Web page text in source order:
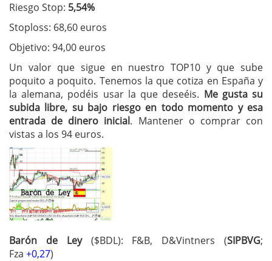
Riesgo Stop: 5,54%
Stoploss: 68,60 euros
Objetivo: 94,00 euros
Un valor que sigue en nuestro TOP10 y que sube
poquito a poquito. Tenemos la que cotiza en España y
la alemana, podéis usar la que deseéis. Me gusta su
subida libre, su bajo riesgo en todo momento y esa
entrada de dinero inicial. Mantener o comprar con
vistas a los 94 euros.
Barón de Ley ($BDL): F&B, D&Vintners (SIPBVG;
Fza +0,27)